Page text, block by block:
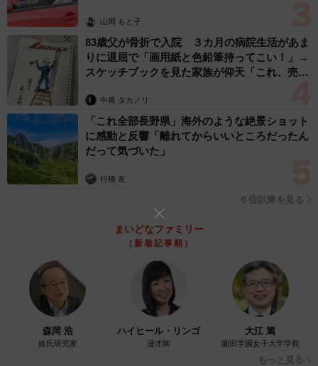
山岡 もと子
83歳父が骨折で入院 ３カ月の病院生活があま
りに退屈で「画用紙と色鉛筆持ってこい！」→
スケッチブックを見た家族が仰天「これ、売れ
中将 タカノリ
「これ全部長野県」海外のような絶景ショット
に感動と反響「離れてからいいところだったん
だって気づいた」
行橋 友
６位以降を見る
まいどなファミリー
（新着記事順）
森岡 浩
姓氏研究家
ハイヒール・リンゴ
漫才師
大江 篤
園田学園女子大学学長
もっと見る